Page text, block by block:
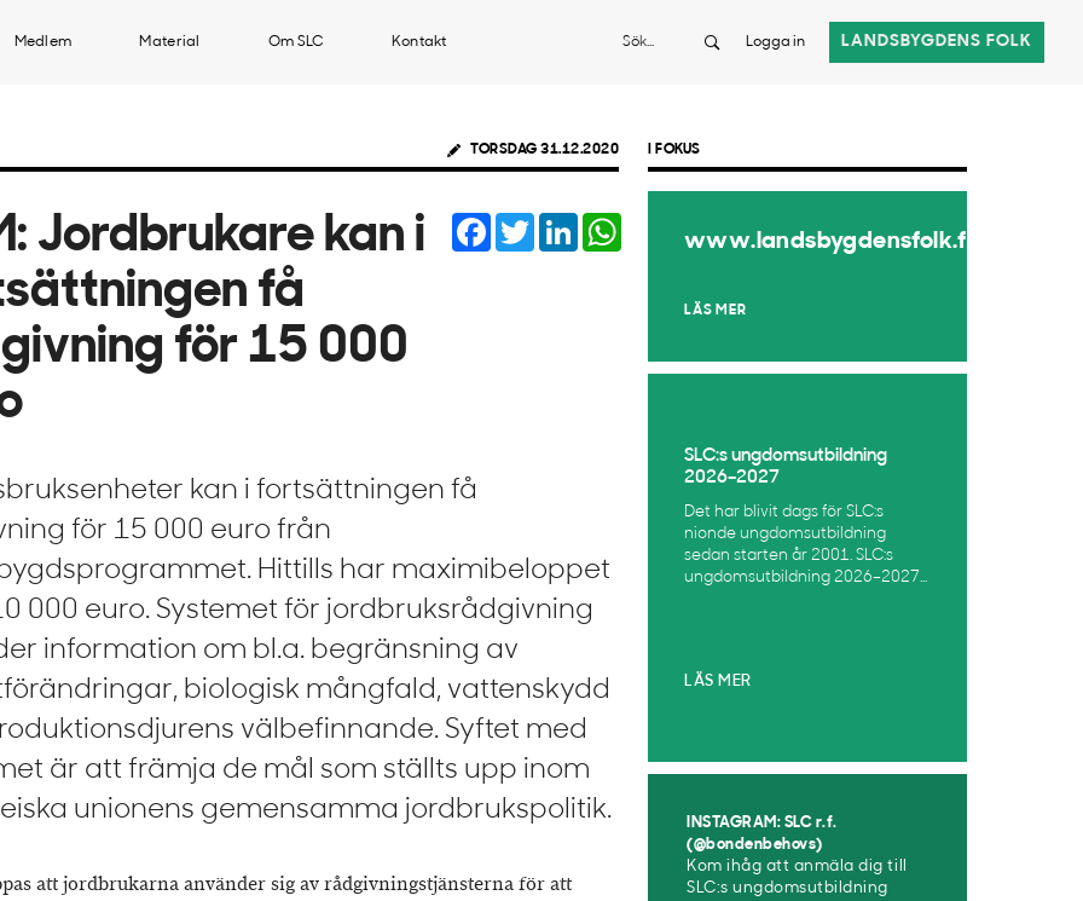
Medlem Material Om SLC Kontakt Sök Logga in LANDSBYGDENS FOLK
TORSDAG 31.12.2020
Jordbrukare kan i
få
för 15 000
Facebook
TwitterLinkedIn
kan i fortsättningen få
för 15 000 euro från
Hittills har maximibeloppet
000 euro. Systemet för jordbruksrådgivning
information om bl.a. begränsning av
biologisk mångfald, vattenskydd
välbefinnande. Syftet med
är att främja de mål som ställts upp inom
unionens gemensamma jordbrukspolitik.
att jordbrukarna använder sig av rådgivningstjänsterna för att
I FOKUS
www.landsbygdensfolk.fi
LÄS MER
SLC:s ungdomsutbildning
2026–2027
Det har blivit dags för SLC:s
nionde ungdomsutbildning
sedan starten år 2001. SLC:s
ungdomsutbildning 2026–2027...
LÄS MER
INSTAGRAM: SLC r.f.
(@bondenbehovs)
Kom ihåg att anmäla dig till
SLC:s ungdomsutbildning